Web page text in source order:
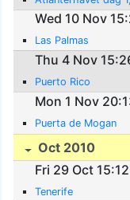
Wed 10 Nov
Las Palmas
Thu 4 Nov
Puerto Rico
Mon 1 Nov
Puerta de Mogan
Oct 2010
Fri 29 Oct 15:12
Tenerife